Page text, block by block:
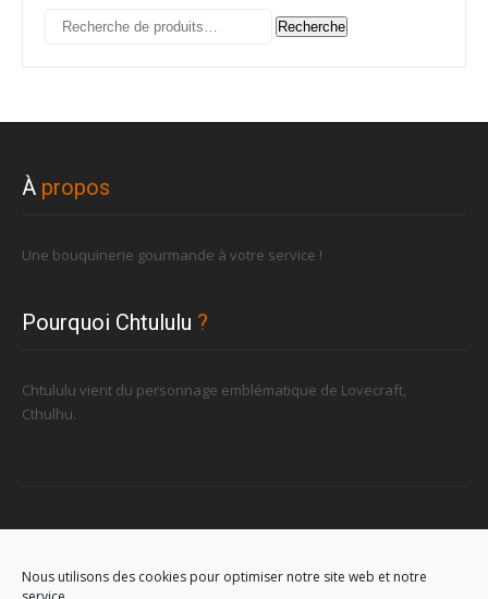
Nous utilisons des cookies pour optimiser notre site web et notre
Recherche
Recherche
À propos
Une bouquinerie gourmande à votre service !
Pourquoi Chtululu ?
Chtululu vient du personnage emblématique de Lovecraft,
Cthulhu.